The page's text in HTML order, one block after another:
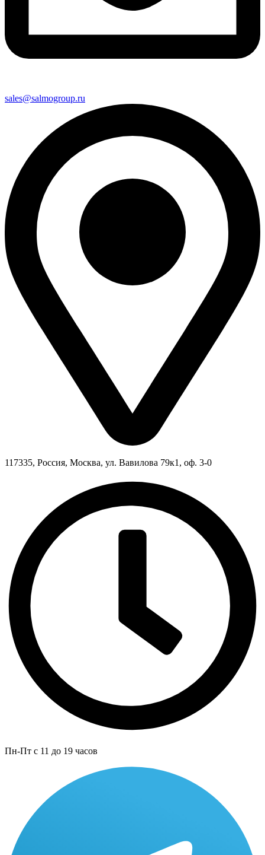
sales@salmogroup.ru
117335, Россия, Москва, ул. Вавилова 79к1, оф. 3-0
Пн-Пт с 11 до 19 часов